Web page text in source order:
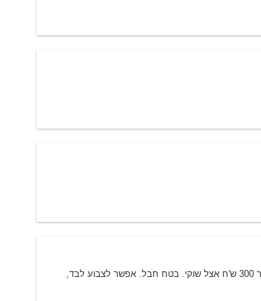
לפני שנה הפסקתי את ההרגל המגונה של להשאיר 300 ש'ח אצל שוקי. בטח חבל. אפשר לצבוע לבד,